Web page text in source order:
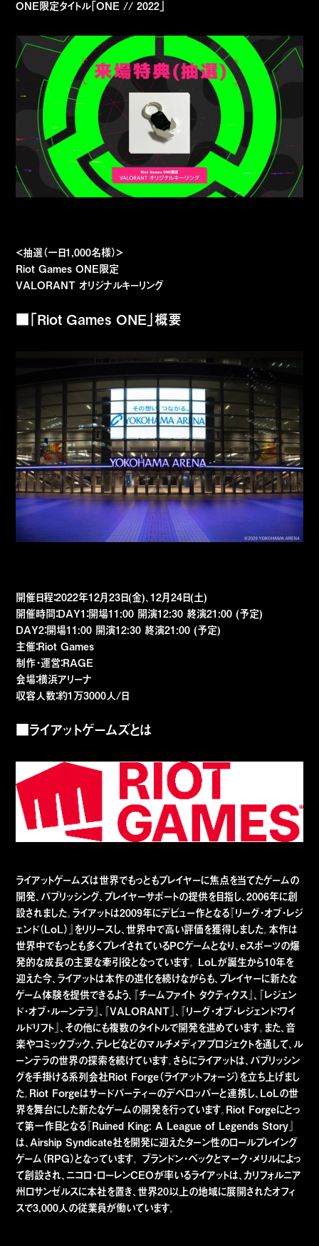
ONE限定タイトル「ONE // 2022」
＜抽選（一日1,000名様）＞
Riot Games ONE限定
VALORANT オリジナルキーリング
■「Riot Games ONE」概要
開催日程：2022年12月23日(金)、12月24日(土)
開催時間：DAY1：開場11:00 開演12:30 終演21:00 (予定)
DAY2：開場11:00 開演12:30 終演21:00 (予定)
主催：Riot Games
制作・運営：RAGE
会場：横浜アリーナ
収容人数：約1万3000人/日
■ライアットゲームズとは
ライアットゲームズは世界でもっともプレイヤーに焦点を当てたゲームの
開発、パブリッシング、プレイヤーサポートの提供を目指し、2006年に創
設されました。ライアットは2009年にデビュー作となる『リーグ・オブ・レジ
ェンド（LoL）』をリリースし、世界中で高い評価を獲得しました。本作は
世界中でもっとも多くプレイされているPCゲームとなり、eスポーツの爆
発的な成長の主要な牽引役となっています。 LoLが誕生から10年を
迎えた今、ライアットは本作の進化を続けながらも、プレイヤーに新たな
ゲーム体験を提供できるよう、『チームファイト タクティクス』、『レジェン
ド・オブ・ルーンテラ』、『VALORANT』、『リーグ・オブ・レジェンド：ワイ
ルドリフト』、その他にも複数のタイトルで開発を進めています。また、音
楽やコミックブック、テレビなどのマルチメディアプロジェクトを通して、ル
ーンテラの世界の探索を続けています。さらにライアットは、パブリッシン
グを手掛ける系列会社Riot Forge（ライアットフォージ）を立ち上げまし
た。Riot Forgeはサードパーティーのデベロッパーと連携し、LoLの世
界を舞台にした新たなゲームの開発を行っています。Riot Forgeにとっ
て第一作目となる『Ruined King: A League of Legends Story』
は、Airship Syndicate社を開発に迎えたターン性のロールプレイング
ゲーム（RPG）となっています。 ブランドン・ベックとマーク・メリルによっ
て創設され、ニコロ・ローレンCEOが率いるライアットは、カリフォルニア
州ロサンゼルスに本社を置き、世界20以上の地域に展開されたオフィ
スで3,000人の従業員が働いています。